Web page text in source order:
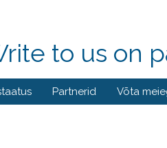
to us on
Partnerid Võta